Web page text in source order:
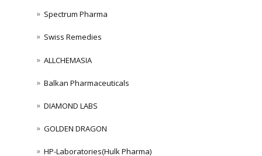
Spectrum Pharma
Swiss Remedies
ALLCHEMASIA
Balkan Pharmaceuticals
DIAMOND LABS
GOLDEN DRAGON
HP-Laboratories(Hulk Pharma)